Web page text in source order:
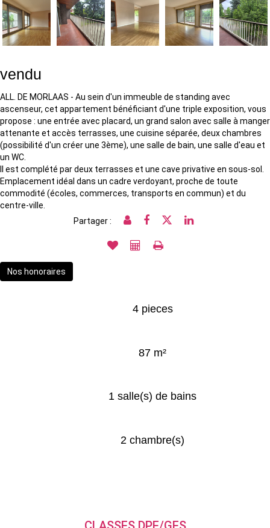
vendu
ALL. DE MORLAAS - Au sein d'un immeuble de standing avec
ascenseur, cet appartement bénéficiant d'une triple exposition, vous
propose : une entrée avec placard, un grand salon avec salle à manger
attenante et accès terrasses, une cuisine séparée, deux chambres
(possibilité d'un créer une 3ème), une salle de bain, une salle d'eau et
un WC.
Il est complété par deux terrasses et une cave privative en sous-sol.
Emplacement idéal dans un cadre verdoyant, proche de toute
commodité (écoles, commerces, transports en commun) et du
centre-ville.
Partager :
Nos honoraires
4 pieces
87 m²
1 salle(s) de bains
2 chambre(s)